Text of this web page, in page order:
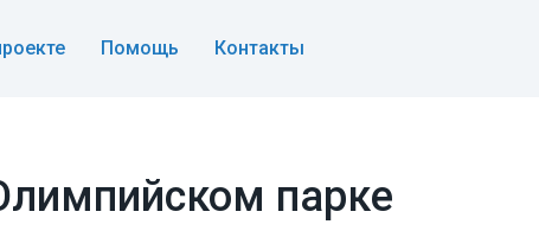
Помощь Контакты
парке